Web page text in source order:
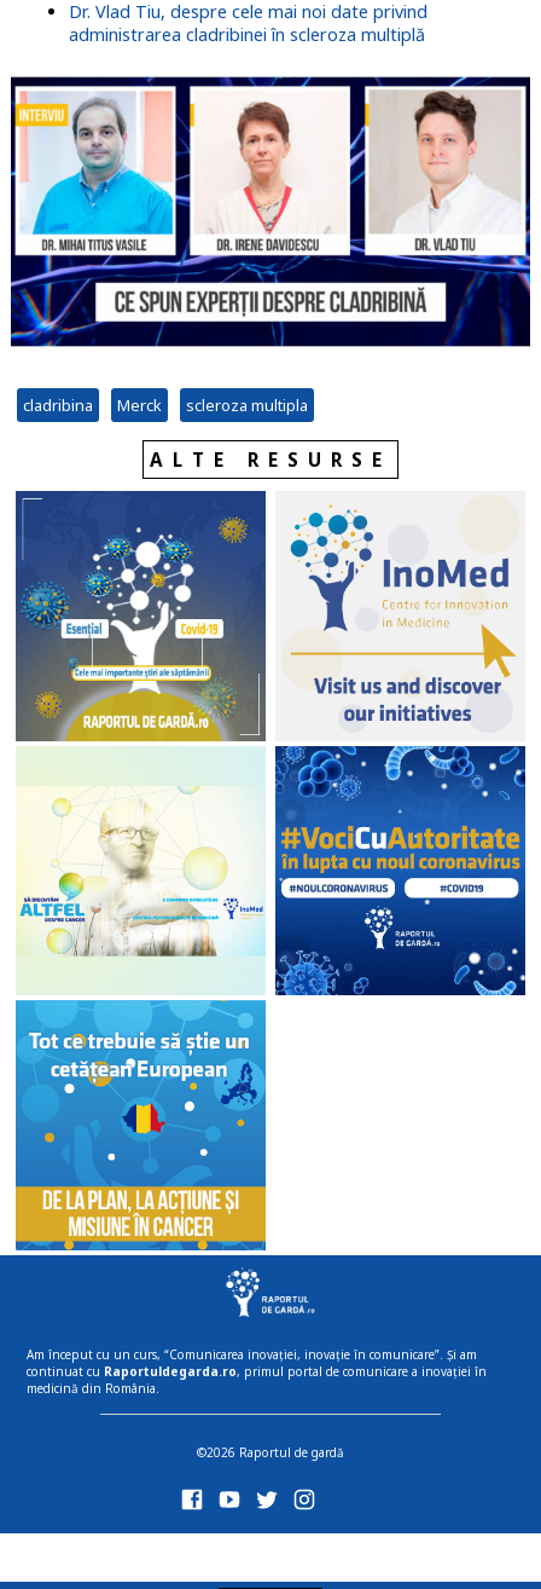
Dr. Vlad Tiu, despre cele mai noi date privind
administrarea cladribinei în scleroza multiplă
cladribina Merck scleroza multipla
ALTE RESURSE
Am început cu un curs, “Comunicarea inovației, inovație în comunicare”. Și am
continuat cu Raportuldegarda.ro, primul portal de comunicare a inovației în
medicină din România.
©2026 Raportul de gardă